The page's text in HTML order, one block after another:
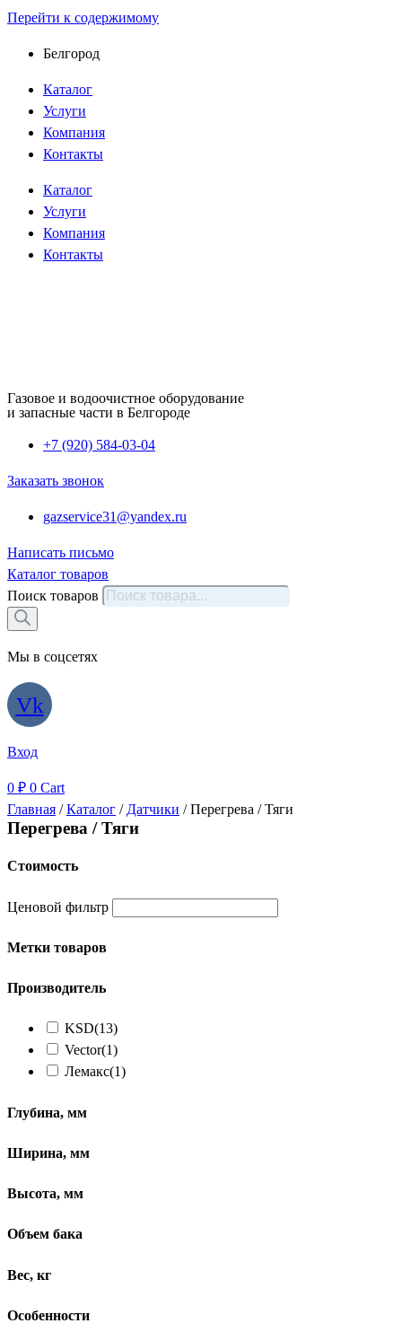
Перейти к содержимому
Белгород
Каталог
Услуги
Компания
Контакты
Каталог
Услуги
Компания
Контакты
Газовое и водоочистное оборудование
и запасные части в Белгороде
+7 (920) 584-03-04
Заказать звонок
gazservice31@yandex.ru
Написать письмо
Каталог товаров
Поиск товаров
Мы в соцсетях
Vk
Вход
0 ₽ 0 Cart
Главная /Каталог / Датчики / Перегрева / Тяги
Перегрева / Тяги
Стоимость
Ценовой фильтр
Метки товаров
Производитель
KSD(13)
Vector(1)
Лемакс(1)
Глубина, мм
Ширина, мм
Высота, мм
Объем бака
Вес, кг
Особенности